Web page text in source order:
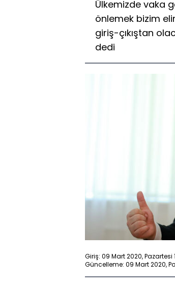
Ülkemizde vaka
önlemek bizim
giriş-çıkıştan
dedi
Giriş: 09 Mart 2020, Pazartesi
Güncelleme: 09 Mart 2020,